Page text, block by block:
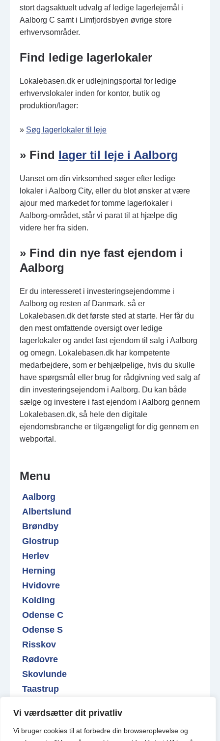
Vi værdsætter dit privatliv
Vi bruger cookies til at forbedre din browseroplevelse og
stort dagsaktuelt udvalg af ledige lagerlejemål i
Aalborg C samt i Limfjordsbyen øvrige store
erhvervsområder.
Find ledige lagerlokaler
Lokalebasen.dk er udlejningsportal for ledige
erhvervslokaler inden for kontor, butik og
produktion/lager:
» Søg lagerlokaler til leje
» Find lager til leje i Aalborg
Uanset om din virksomhed søger efter ledige
lokaler i Aalborg City, eller du blot ønsker at være
ajour med markedet for tomme lagerlokaler i
Aalborg-området, står vi parat til at hjælpe dig
videre her fra siden.
» Find din nye fast ejendom i
Aalborg
Er du interesseret i investeringsejendomme i
Aalborg og resten af Danmark, så er
Lokalebasen.dk det første sted at starte. Her får du
den mest omfattende oversigt over ledige
lagerlokaler og andet fast ejendom til salg i Aalborg
og omegn. Lokalebasen.dk har kompetente
medarbejdere, som er behjælpelige, hvis du skulle
have spørgsmål eller brug for rådgivning ved salg af
din investeringsejendom i Aalborg. Du kan både
sælge og investere i fast ejendom i Aalborg gennem
Lokalebasen.dk, så hele den digitale
ejendomsbranche er tilgængeligt for dig gennem en
webportal.
Menu
Aalborg
Albertslund
Brøndby
Glostrup
Herlev
Herning
Hvidovre
Kolding
Odense C
Odense S
Risskov
Rødovre
Skovlunde
Taastrup
Find ledige lagerlokaler